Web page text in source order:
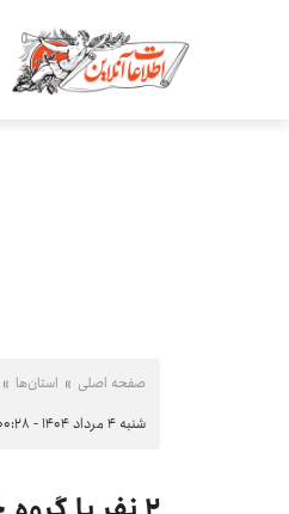
صفحه اصلی استان‌ها
شنبه ۴ مرداد ۱۴۰۴ - ۰۰:۲۸